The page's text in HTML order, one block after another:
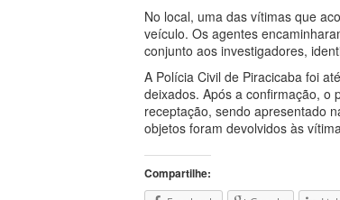
No local, uma das vítimas que
veículo. Os agentes
conjunto aos investigadores,
A Polícia Civil de Piracicaba foi
deixados. Após a confirmação, o
receptação, sendo apresentado
objetos foram devolvidos às
Compartilhe: